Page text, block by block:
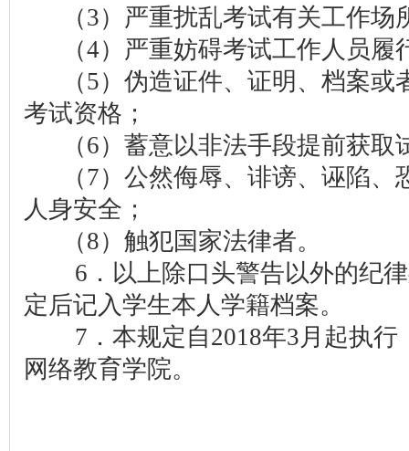
（3）严重扰乱考试有关工作场
（4）严重妨碍考试工作人员履
（5）伪造证件、证明、档案或
考试资格；
（6）蓄意以非法手段提前获取
（7）公然侮辱、诽谤、诬陷、
人身安全；
（8）触犯国家法律者。
6．以上除口头警告以外的纪律
定后记入学生本人学籍档案。
7．本规定自2018年3月起执行
网络教育学院。